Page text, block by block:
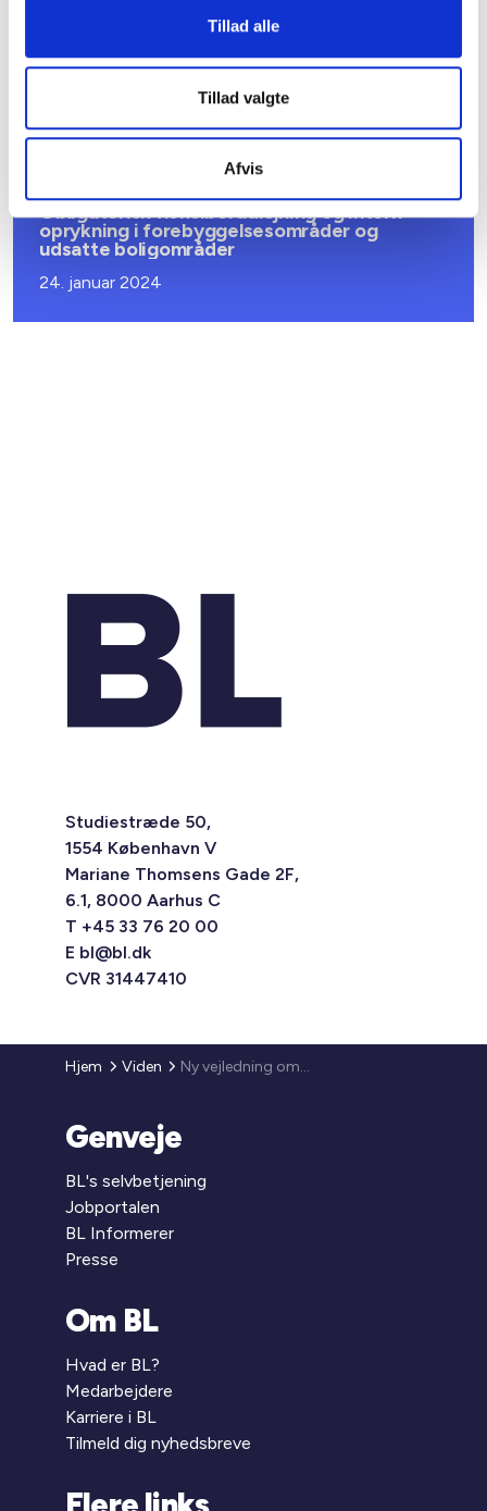
Tillad alle
Tillad valgte
Afvis
Tilsynsanalyse – spørgeskema til
boligorganisationerne
Obligatorisk fleksibel udlejning og intern
oprykning i forebyggelsesområder og
udsatte boligområder
24. januar 2024
Studiestræde 50,
1554 København V
Mariane Thomsens Gade 2F,
6.1, 8000 Aarhus C
T +45 33 76 20 00
E bl@bl.dk
CVR 31447410
Hjem Viden Ny vejledning om udlejningsvanskeligheder i almene ældreboliger
Genveje
BL's selvbetjening
Jobportalen
BL Informerer
Presse
Om BL
Hvad er BL?
Medarbejdere
Karriere i BL
Tilmeld dig nyhedsbreve